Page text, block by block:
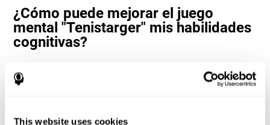
This website uses cookies
¿Cómo puede mejorar el juego
mental "Tenistarger" mis habilidades
cognitivas?
estimula un determinado patrón de activación neuronal. La
repetición de ese patrón a través del entrenamiento puede
cognitivas más débiles o dañadas.